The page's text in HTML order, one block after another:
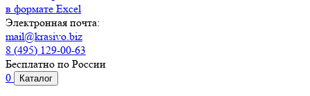
в формате Excel
Электронная почта:
mail@krasivo.biz
8 (495) 129-00-63
Бесплатно по России
0
Каталог